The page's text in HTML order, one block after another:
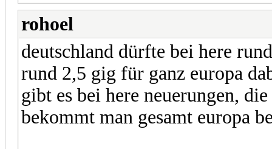
rohoel
deutschland dürfte bei here
rund 2,5 gig für ganz europa
gibt es bei here neuerungen,
bekommt man gesamt europa